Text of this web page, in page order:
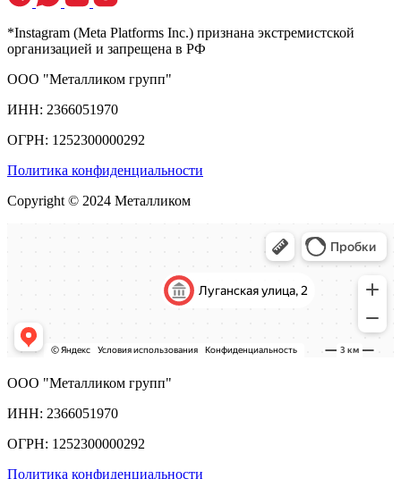
*Instagram (Meta Platforms Inc.) признана экстремистской
организацией и запрещена в РФ
ООО "Металликом групп"
ИНН: 2366051970
ОГРН: 1252300000292
Политика конфиденциальности
Copyright © 2024 Металликом
ООО "Металликом групп"
ИНН: 2366051970
ОГРН: 1252300000292
Политика конфиденциальности